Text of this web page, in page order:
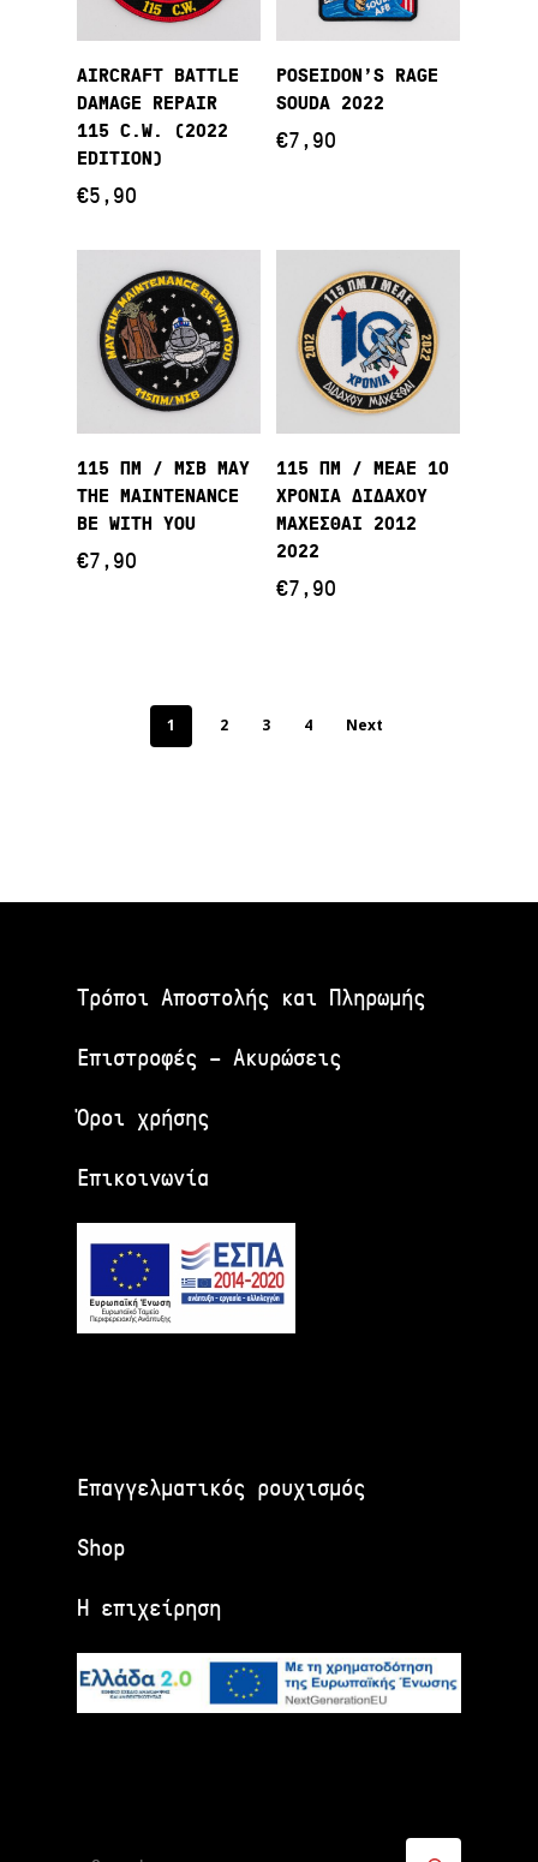
Προσθήκη Στο
Καλάθι
AIRCRAFT BATTLE
DAMAGE REPAIR
115 C.W. (2022
EDITION)
€5,90
Προσθήκη Στο
Καλάθι
POSEIDON’S RAGE
SOUDA 2022
€7,90
Προσθήκη Στο
Καλάθι
115 ΠΜ / ΜΣΒ MAY
THE MAINTENANCE
BE WITH YOU
€7,90
Προσθήκη Στο
Καλάθι
115 ΠΜ / ΜΕΑΕ 10
ΧΡΟΝΙΑ ΔΙΔΑΧΟΥ
ΜΑΧΕΣΘΑΙ 2012
2022
€7,90
1 2 3 4 Next
Τρόποι Αποστολής και Πληρωμής
Επιστροφές – Ακυρώσεις
Όροι χρήσης
Επικοινωνία
Επαγγελματικός ρουχισμός
Shop
Η επιχείρηση